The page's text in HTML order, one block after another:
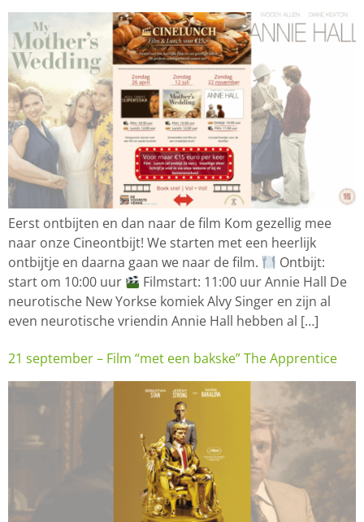
Eerst ontbijten en dan naar de film Kom gezellig mee
naar onze Cineontbijt! We starten met een heerlijk
ontbijtje en daarna gaan we naar de film.
Ontbijt:
start om 10:00 uur
Filmstart: 11:00 uur Annie Hall De
neurotische New Yorkse komiek Alvy Singer en zijn al
even neurotische vriendin Annie Hall hebben al […]
21 september – Film “met een bakske” The Apprentice